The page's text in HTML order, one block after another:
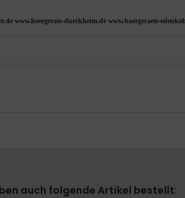
www.hoergerate-duerkheim.de www.hoergeraete-
auch folgende Artikel bestellt: